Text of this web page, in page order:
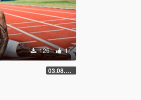
126 1
03.08.2026